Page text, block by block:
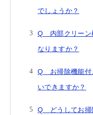
でしょうか？
Q 内部クリーン
なりますか？
Q お掃除機能付
いできますか？
Q どうしてお掃